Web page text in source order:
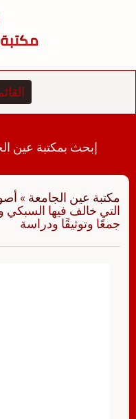
إبحث بمكتبة عين
مكتبة عين الجامعة »
التي خالف فيها السبكي
جمعًا وتوثيقًا ودراسة